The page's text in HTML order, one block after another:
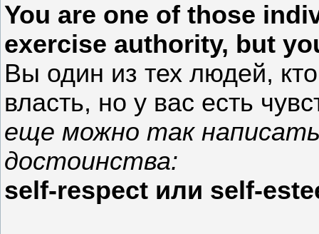
You are one of those
exercise authority, but
Вы один из тех людей,
власть, но у вас есть
еще можно так
достоинства:
self-respect или self-